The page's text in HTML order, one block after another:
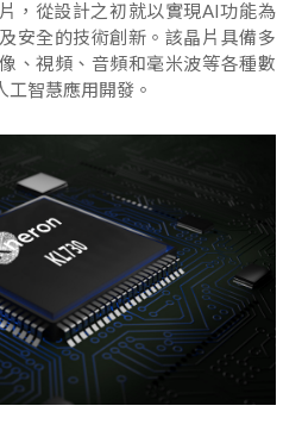
，從設計之初就以實現AI功能為
安全的技術創新。該晶片具備多
、視頻、音頻和毫米波等各種數
智慧應用開發。